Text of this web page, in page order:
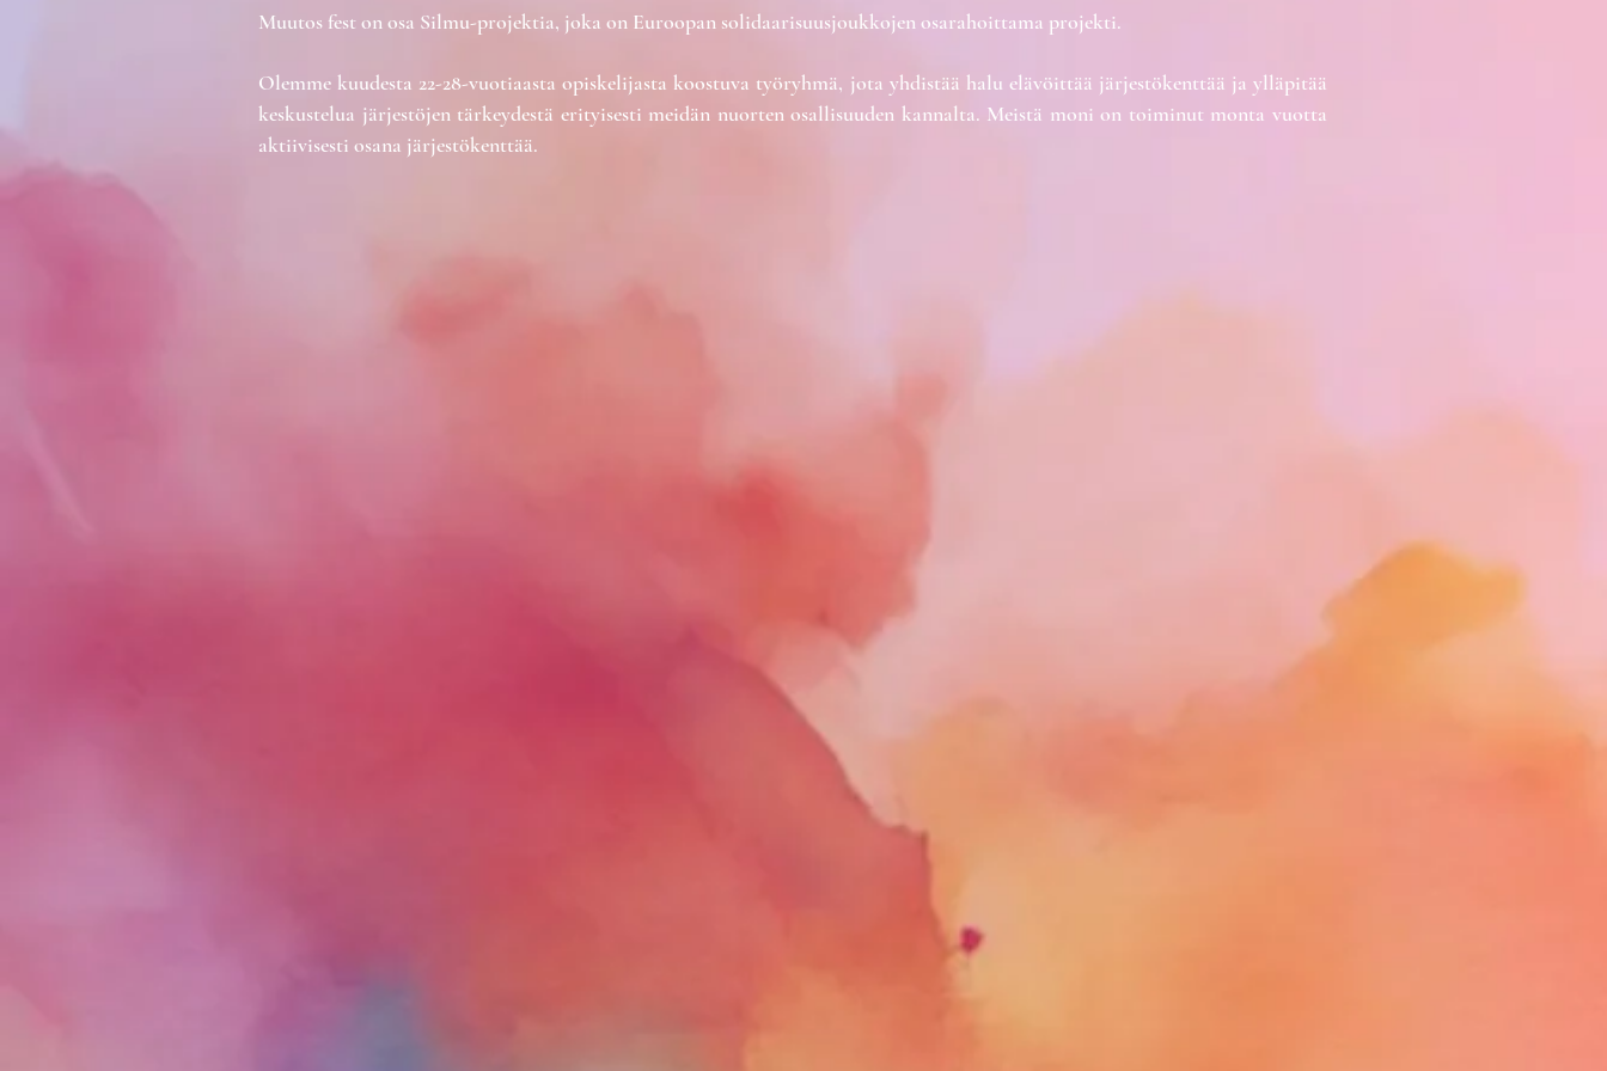
Muutos fest on osa Silmu-projektia, joka on Euroopan solidaarisuusjoukkojen osarahoittama projekti.
Olemme kuudesta 22-28-vuotiaasta opiskelijasta koostuva työryhmä, jota yhdistää halu elävöittää järjestökenttää ja ylläpitää
keskustelua järjestöjen tärkeydestä erityisesti meidän nuorten osallisuuden kannalta. Meistä moni on toiminut monta vuotta
aktiivisesti osana järjestökenttää.